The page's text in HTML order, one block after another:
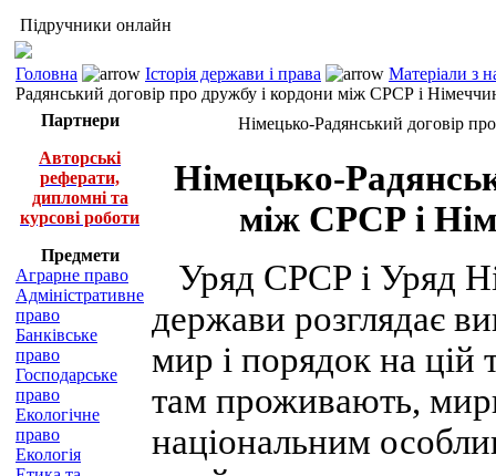
Підручники онлайн
Головна Історія держави і права
Матеріали з
Радянський договір про дружбу і кордони між СРСР і
Партнери
Авторські
реферати,
дипломні та
курсові роботи
Предмети
Аграрне право
Адміністративне
право
Банківське
право
Господарське
право
Екологічне
право
Екологія
Німецько-Радянський договір
Німецько-
між СРСР і
Уряд СРСР і Уряд
держави розглядає
мир і порядок на цій
там проживають,
національним